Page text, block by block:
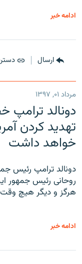
ادامه خبر
ارسال
مرداد ۰۱, ۱۳۹۷
دونالد
تهدید کردن
خواهد داشت
دونالد ترامپ رئیس
روحانی رئیس جمهور
هرگز و دیگر هیچ وقت
ادامه خبر